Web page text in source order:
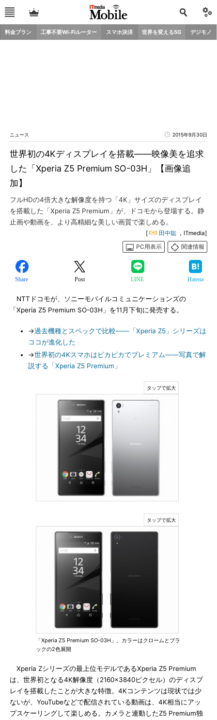
料金プラン 工事不要Wi-Fiルーター スマホ決済 世界を変える5G デジモノ
ニュース 2015年9月30日
世界初の4Kディスプレイを搭載――映像美を追求
した「Xperia Z5 Premium SO-03H」【画像追
加】
フルHDの4倍大きな解像度を持つ「4K」サイズのディスプレイ
を搭載した「Xperia Z5 Premium」が、ドコモから登場する。静
止画や動画を、より高精細な美しい画質で楽しめる。
[ 田中聡 ，ITmedia]
PC用表示
関連情報
Share Post LINE Hatena
NTTドコモが、ソニーモバイルコミュニケーションズの
「Xperia Z5 Premium SO-03H」を11月下旬に発売する。
→過去機種とスペックで比較――「Xperia Z5」シリーズは
ココが進化した
→世界初の4Kスマホはピカピカでプレミアム――写真で解
説する「Xperia Z5 Premium」
「Xperia Z5 Premium SO-03H」。カラーはクロームとブラ
ックの2色展開
Xperia Zシリーズの最上位モデルであるXperia Z5 Premium
は、世界初となる4K解像度（2160×3840ピクセル）のディスプ
レイを搭載したことが大きな特徴。4Kコンテンツは現状では少
ないが、YouTubeなどで配信されている動画は、4K相当にアッ
プスケーリングして楽しめる。カメラと連動したZ5 Premium独